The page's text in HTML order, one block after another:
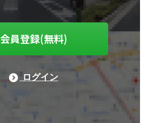
会員登録(無料)
ログイン